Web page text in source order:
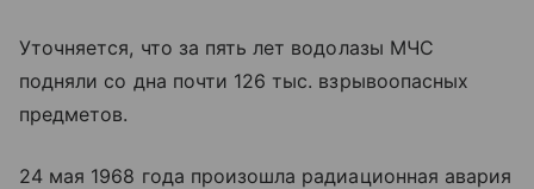
Уточняется, что за пять лет водолазы МЧС
подняли со дна почти 126 тыс. взрывоопасных
предметов.
24 мая 1968 года произошла радиационная авария